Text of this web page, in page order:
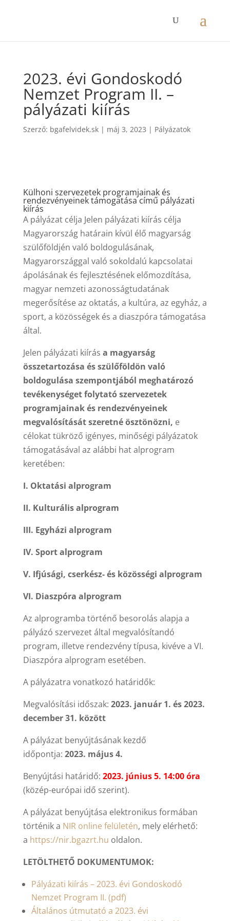
2023. évi Gondoskodó
Nemzet Program II. –
pályázati kiírás
Szerző: bgafelvidek.sk| máj 3, 2023 | Pályázatok
Külhoni szervezetek programjainak és
rendezvényeinek támogatása című pályázati
kiírás
A pályázat célja Jelen pályázati kiírás célja
Magyarország határain kívül élő magyarság
szülőföldjén való boldogulásának,
Magyarországgal való sokoldalú kapcsolatai
ápolásának és fejlesztésének előmozdítása,
magyar nemzeti azonosságtudatának
megerősítése az oktatás, a kultúra, az egyház, a
sport, a közösségek és a diaszpóra támogatása
által.
Jelen pályázati kiírás a magyarság
összetartozása és szülőföldön való
boldogulása szempontjából meghatározó
tevékenységet folytató szervezetek
programjainak és rendezvényeinek
megvalósítását szeretné ösztönözni, e
célokat tükröző igényes, minőségi pályázatok
támogatásával az alábbi hat alprogram
keretében:
I. Oktatási alprogram
II. Kulturális alprogram
III. Egyházi alprogram
IV. Sport alprogram
V. Ifjúsági, cserkész- és közösségi alprogram
VI. Diaszpóra alprogram
Az alprogramba történő besorolás alapja a
pályázó szervezet által megvalósítandó
program, illetve rendezvény típusa, kivéve a VI.
Diaszpóra alprogram esetében.
A pályázatra vonatkozó határidők:
Megvalósítási időszak: 2023. január 1. és 2023.
december 31. között
A pályázat benyújtásának kezdő
időpontja: 2023. május 4.
Benyújtási határidő: 2023. június 5. 14:00 óra
(közép-európai idő szerint).
A pályázat benyújtása elektronikus formában
történik a NIR online felületén, mely elérhető:
a https://nir.bgazrt.hu oldalon.
LETÖLTHETŐ DOKUMENTUMOK:
Pályázati kiírás – 2023. évi Gondoskodó
Nemzet Program II. (pdf)
Általános útmutató a 2023. évi